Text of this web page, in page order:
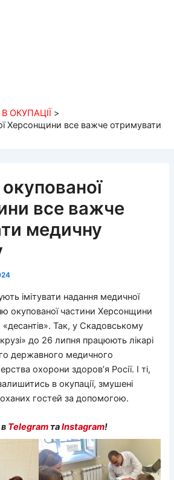
ОКУПАЦІЇ
Херсонщини все важче отримувати
все важче
медичну
імітувати надання медичної
окупованої частини Херсонщини
Так, у Скадовському
до 26 липня працюють лікарі
державного медичного
охорони здоров’я Росії. І ті,
в окупації, змушені
гостей за допомогою.
Telegram таInstagram!